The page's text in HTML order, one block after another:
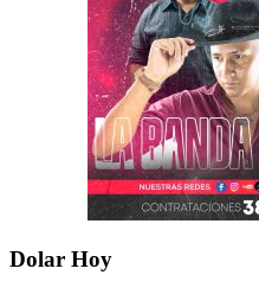
Dolar Hoy